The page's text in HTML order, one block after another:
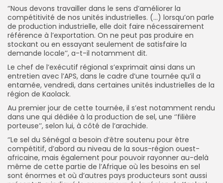
‘’Nous devons travailler dans le sens d’améliorer la
compétitivité de nos unités industrielles. (…) lorsqu’on parle
de production industrielle, elle doit faire nécessairement
référence à l’exportation. On ne peut pas produire en
stockant ou en essayant seulement de satisfaire la
demande locale’’, a-t-il notamment dit.
Le chef de l’exécutif régional s’exprimait ainsi dans un
entretien avec l’APS, dans le cadre d’une tournée qu’il a
entamée, vendredi, dans certaines unités industrielles de la
région de Kaolack.
Au premier jour de cette tournée, il s’est notamment rendu
dans une qui dédiée à la production de sel, une ‘’filière
porteuse’’, selon lui, à côté de l’arachide.
‘’Le sel du Sénégal a besoin d’être soutenu pour être
compétitif, d’abord au niveau de la sous-région ouest-
africaine, mais également pour pouvoir rayonner au-delà
même de cette partie de l’Afrique où les besoins en sel
sont énormes et où d’autres pays producteurs sont aussi